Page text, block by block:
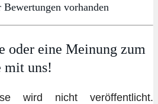
vorhanden
oder eine Meinung zum
mit uns!
wird nicht veröffentlicht.